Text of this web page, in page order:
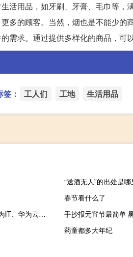
活用品，如牙刷、牙膏、毛巾等，
多的顾客。当然，烟也是不能少的
需求。通过提供多样化的商品，可
： 工人们 工地 生活用品
“送酒无人”的出处是哪
春节看什么了
ST中嘉：全资子公司创世漫道与华为公司在华为终端、华为IT、华为云等领域有业务合作
手抄报元宵节最简单
药童都多大年纪